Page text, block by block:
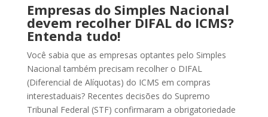
Empresas do Simples Nacional
devem recolher DIFAL do ICMS?
Entenda tudo!
Você sabia que as empresas optantes pelo Simples
Nacional também precisam recolher o DIFAL
(Diferencial de Alíquotas) do ICMS em compras
interestaduais? Recentes decisões do Supremo
Tribunal Federal (STF) confirmaram a obrigatoriedade